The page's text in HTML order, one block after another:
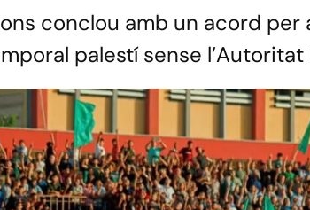
conclou amb un acord per
palestí sense l’Autoritat